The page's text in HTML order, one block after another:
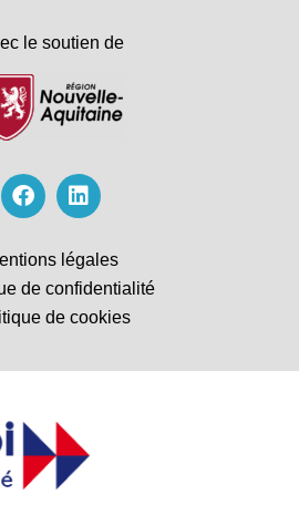
le soutien de
légales
de confidentialité
de cookies